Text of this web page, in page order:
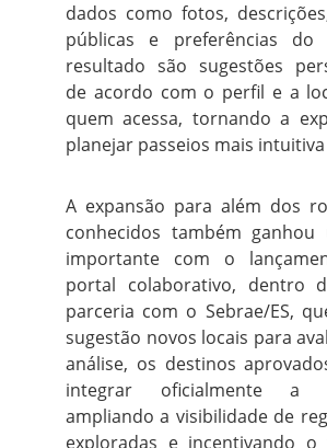
dados como fotos,
públicas e preferências do
resultado são sugestões
de acordo com o perfil e a
quem acessa, tornando a
planejar passeios mais
A expansão para além dos
conhecidos também
importante com o
portal colaborativo, dentro
parceria com o Sebrae/ES,
sugestão novos locais para
análise, os destinos
integrar oficialmente a
ampliando a visibilidade de
exploradas e incentivando